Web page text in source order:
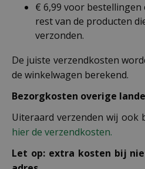
€ 6,99 voor bestellingen
rest van de producten
verzonden.
De juiste verzendkosten
de winkelwagen berekend.
Bezorgkosten overige
Uiteraard verzenden wij ook
hier de verzendkosten.
Let op: extra kosten bij